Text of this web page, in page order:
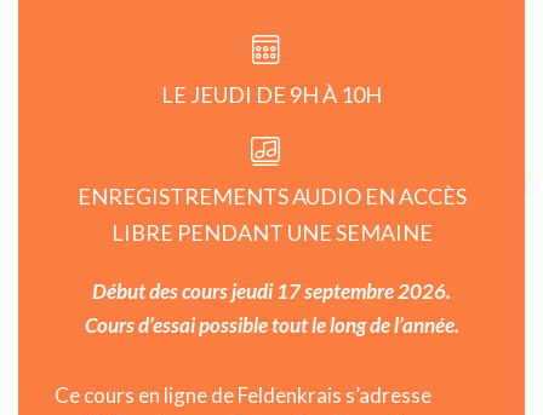
LE JEUDI DE 9H À 10H
ENREGISTREMENTS AUDIO EN ACCÈS
LIBRE PENDANT UNE SEMAINE
Début des cours jeudi 17 septembre 2026.
Cours d’essai possible tout le long de l’année.
Ce cours en ligne de Feldenkrais s’adresse